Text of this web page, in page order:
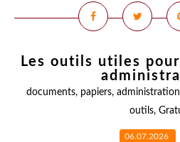
Les outils utiles
documents, papiers,
outils,
06.07.2026